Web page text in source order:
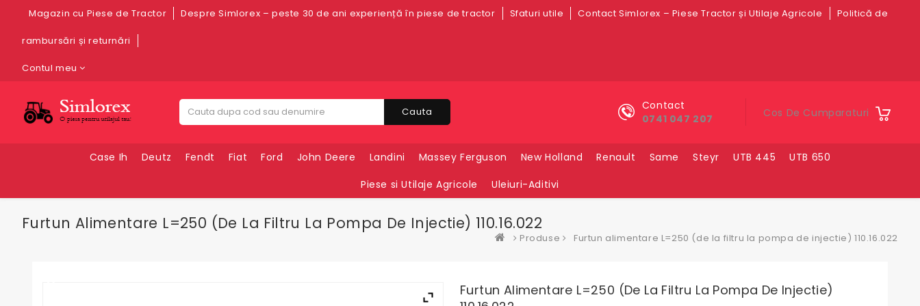
Magazin cu Piese de Tractor Despre Simlorex – peste 30 de ani experiență în piese de tractor Sfaturi utile Contact Simlorex – Piese Tractor și Utilaje Agricole Politică de
rambursări și returnări
Contul meu
Cos De Cumparaturi
Contact
0741 047 207
Cauta
Case Ih Deutz Fendt Fiat Ford John Deere Landini Massey Ferguson New Holland Renault Same Steyr UTB 445
UTB 650
Piese si Utilaje Agricole
Uleiuri-Aditivi
Furtun Alimentare L=250 (de La Filtru La Pompa De Injectie) 110.16.022
Produse Furtun alimentare L=250 (de la filtru la pompa de injectie) 110.16.022
Furtun Alimentare L=250 (de La Filtru La Pompa De Injectie)